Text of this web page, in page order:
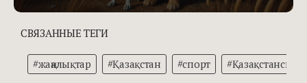
СВЯЗАННЫЕ ТЕГИ
#жаңалықтар #Қазақстан #спорт